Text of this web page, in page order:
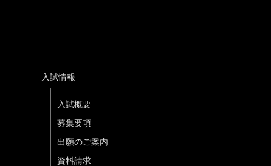
入試情報
入試概要
募集要項
出願のご案内
資料請求